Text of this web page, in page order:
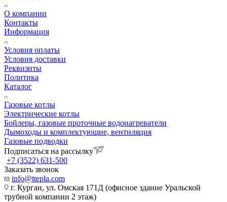
О компании
Контакты
Информация
Условия оплаты
Условия доставки
Реквизиты
Политика
Каталог
Газовые котлы
Электрические котлы
Бойлеры, газовые проточные водонагреватели
Дымоходы и комплектующие, вентиляция
Газовые подводки
Подписаться на рассылку
+7 (3522) 631-500
Заказать звонок
info@ttepla.com
г. Курган, ул. Омская 171Д (офисное здание Уральской
трубной компании 2 этаж)